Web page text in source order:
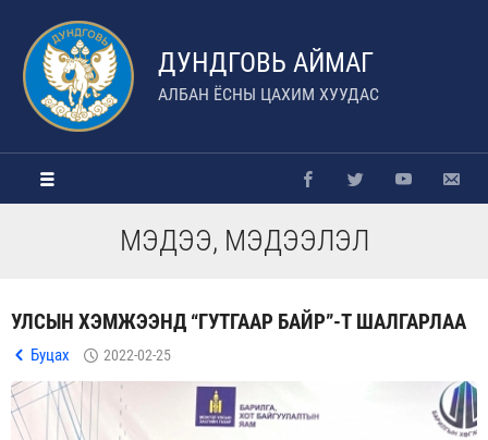
ДУНДГОВЬ АЙМАГ
АЛБАН ЁСНЫ ЦАХИМ ХУУДАС
МЭДЭЭ, МЭДЭЭЛЭЛ
УЛСЫН ХЭМЖЭЭНД “ГУТГААР БАЙР”-Т ШАЛГАРЛАА
Буцах 2022-02-25